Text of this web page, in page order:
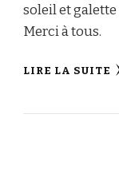
soleil et
Merci à tous.
LIRE LA SUITE